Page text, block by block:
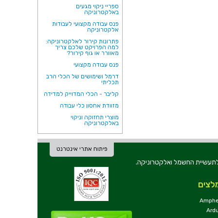
ספריי ניקוי מגעים
באלקטרוניקה
פנס עבודה מקצועי לעבודות
אלקטרוניקה
פתרונות קירור לאלקטרוניקה:
למה הפרויקט שלכם צריך
מאוורר או גוף קירור?
פנס עבודה מקצועי
דרמל ושימושים של הכלי הרב
תכליתי
קליבר - הכלי המדוייק למדידה
מזוודת אחסון כלי עבודה
מוצרי תחזוקה וניקוי
באלקטרוניקה
פיתוח אתרי אינטרנט
וכלי עבודה לתעשיית החשמל ואלקטרוניקה.